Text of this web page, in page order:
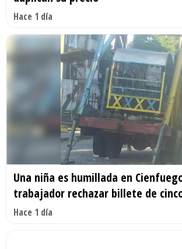
Hace 1 día
Una niña es humillada en
trabajador rechazar billete de
Hace 1 día